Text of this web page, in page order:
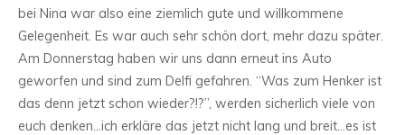
bei Nina war also eine ziemlich gute und willkommene
Gelegenheit. Es war auch sehr schön dort, mehr dazu später.
Am Donnerstag haben wir uns dann erneut ins Auto
geworfen und sind zum Delfi gefahren. “Was zum Henker ist
das denn jetzt schon wieder?!?”, werden sicherlich viele von
euch denken…ich erkläre das jetzt nicht lang und breit…es ist